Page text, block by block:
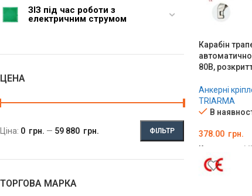
ЗІЗ під час роботи з
електричним струмом
ЦЕНА
ФІЛЬТР
Ціна: 0 грн. — 59 880 грн.
ТОРГОВА МАРКА
Карабін
80B,
Анкерні
TRIARMA
В
378.00 грн.
Код товару:
ДОДАТИ В